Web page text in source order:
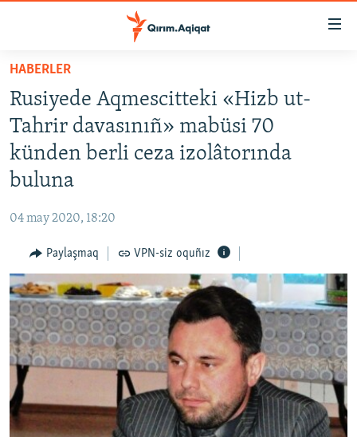
Esas
qaytmaq
Baş
navigatsiyağa
qaytmaq
Qıdıruvğa
SİYASET
İQTİSADİYAT
CEMİYET
İNSAN AQLARI
VİDEO
SÜRET
BLOGLAR
FİKİR
Русский
Українською
HABERLER
Rusiyede Aqmescitteki «Hizb ut-
Tahrir davasınıñ» mabüsi 70
künden berli ceza izolâtorında
buluna
04 may 2020, 18:20
Paylaşmaq VPN-siz oquñız